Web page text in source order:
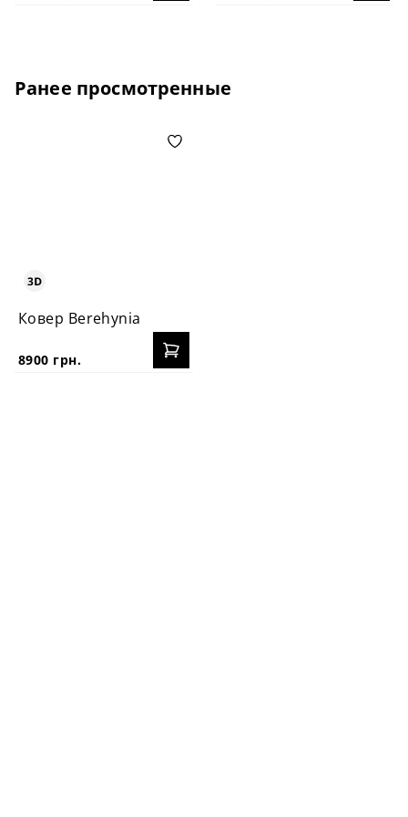
Ранее просмотренные
Ковер Berehynia
8900 грн.